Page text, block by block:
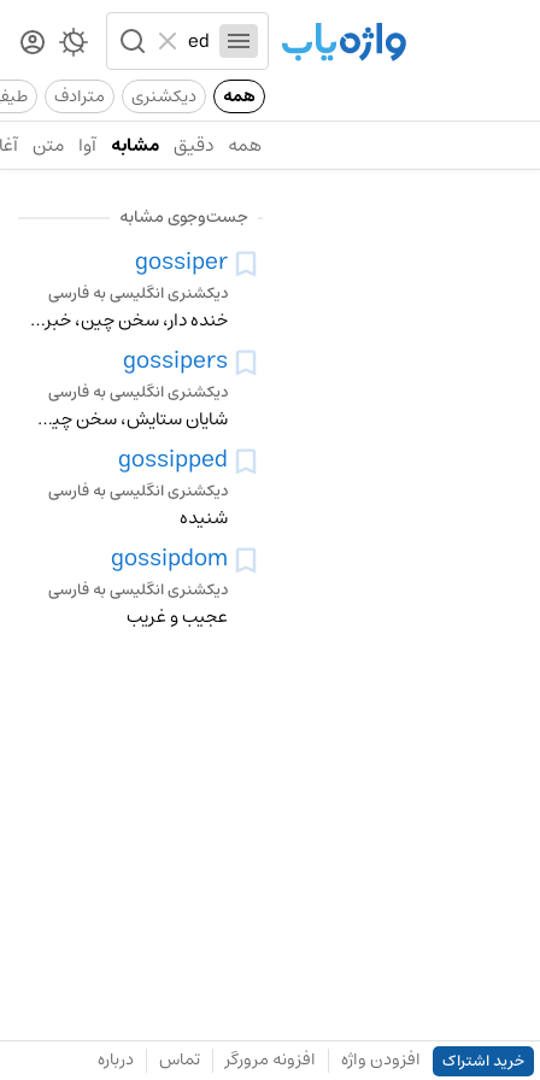
همه دیکشنری مترادف
همه دقیق مشابه آوا متن
جست‌وجوی مشابه
gossiper
دیکشنری انگلیسی به فارسی
خنده دار، سخن چین، خبرچین، خبر بر، ساعی، خبر کش، پخش کننده شایعات افتضاح امیز
gossipers
دیکشنری انگلیسی به فارسی
شایان ستایش، سخن چین، خبرچین، خبر بر، ساعی، خبر کش، پخش کننده شایعات افتضاح امیز
gossipped
دیکشنری انگلیسی به فارسی
شنیده
gossipdom
دیکشنری انگلیسی به فارسی
عجیب و غریب
خرید اشتراک افزودن واژه افزونه مرورگر تماس درباره